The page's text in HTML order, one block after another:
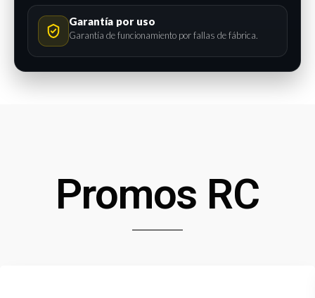
Garantía por uso
Garantía de funcionamiento por fallas de fábrica.
Promos RC